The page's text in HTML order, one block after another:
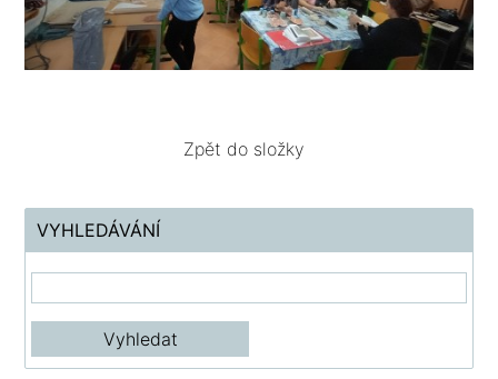
Zpět do složky
VYHLEDÁVÁNÍ